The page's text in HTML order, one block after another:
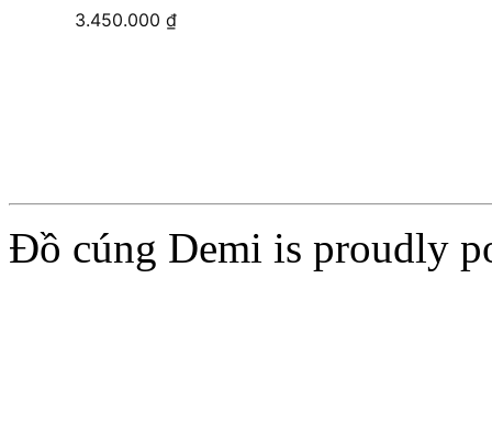
3.450.000 ₫
Đồ cúng Demi is proudly